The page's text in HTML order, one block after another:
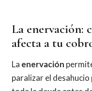
La enervación:
afecta a tu
La enervación
paralizar el desahucio